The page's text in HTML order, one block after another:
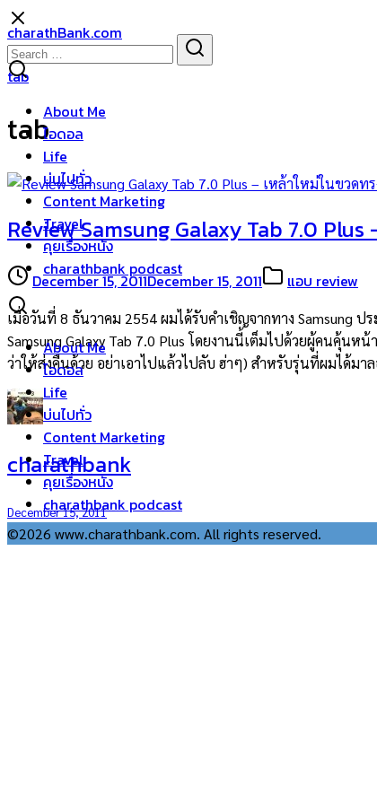
Skip
to
content
charathBank.com
About Me
ไอดอล
Life
บ่นไปทั่ว
Content Marketing
Travel
คุยเรื่องหนัง
charathbank podcast
About Me
ไอดอล
Life
บ่นไปทั่ว
Content Marketing
Travel
คุยเรื่องหนัง
charathbank podcast
Search
for:
tab
tab
Review Samsung Galaxy Tab 7.0 Plus
December 15, 2011December 15, 2011 แอบ review
เมื่อวันที่ 8 ธันวาคม 2554 ผมได้รับคำเชิญจากทาง Samsung ป
Samsung Galaxy Tab 7.0 Plus โดยงานนี้เต็มไปด้วยผู้คนคุ้น
ว่าให้ส่งคืนด้วย อย่าเอาไปแล้วไปลับ ฮ่าๆ) สำหรับรุ่นที่ผมได้มาล
charathbank
December 15, 2011
©2026 www.charathbank.com. All rights reserved.